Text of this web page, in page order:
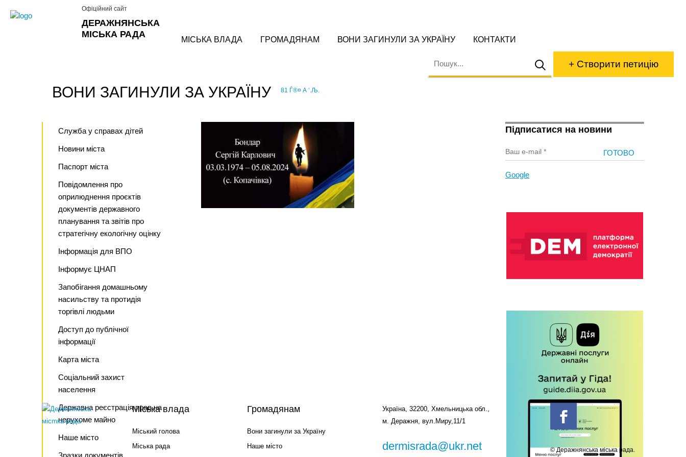
ДЕРАЖНЯНСЬКА
МІСЬКА РАДА
Офіційний сайт
МІСЬКА ВЛАДА ГРОМАДЯНАМ ВОНИ ЗАГИНУЛИ ЗА УКРАЇНУ КОНТАКТИ
+ Створити петицію
ВОНИ ЗАГИНУЛИ ЗА УКРАЇНУ 81 Ѓ®­¤ А ‘.Љ.
Служба у справах дітей
Новини міста
Паспорт міста
Повідомлення про
оприлюднення проєктів
документів державного
планування та звітів про
стратегічну екологічну оцінку
Інформація для ВПО
Інформує ЦНАП
Запобігання домашньому
насильству та протидія
торгівлі людьми
Доступ до публічної
інформації
Карта міста
Соціальний захист
населення
Державна реєстрація прав на
нерухоме майно
Наше місто
Зразки документів
Підписатися на новини
Google
Міська влада
Міський голова
Міська рада
Громадянам
Вони загинули за Україну
Наше місто
Україна, 32200, Хмельницька обл.,
м. Деражня, вул.Миру,11/1
dermisrada@ukr.net
© Деражнянська міська рада.